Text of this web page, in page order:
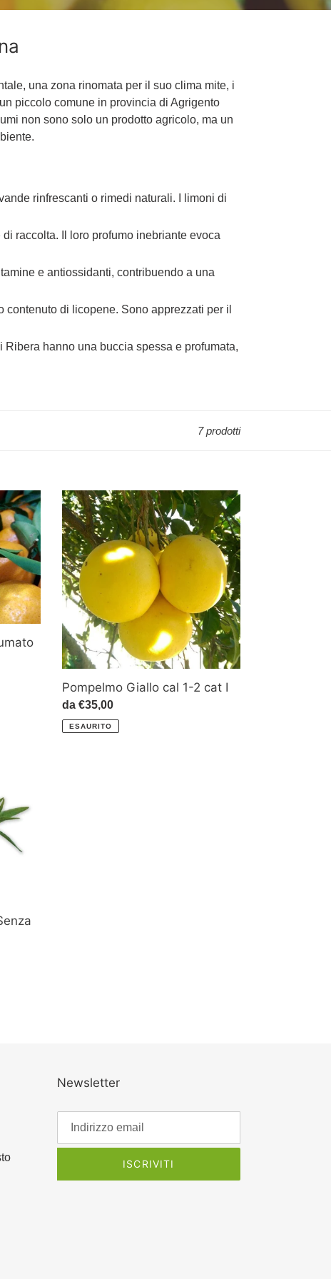
una zona rinomata per il suo clima mite, i
piccolo comune in provincia di Agrigento
non sono solo un prodotto agricolo, ma un
rinfrescanti o rimedi naturali. I limoni di
raccolta. Il loro profumo inebriante evoca
e antiossidanti, contribuendo a una
di licopene. Sono apprezzati per il
hanno una buccia spessa e profumata,
7 prodotti
Pompelmo
Giallo
cal
1-
2
cat
Pompelmo Giallo cal 1-2 cat I
Prezzo
di
da €35,00
ESAURITO
Newsletter
ISCRIVITI